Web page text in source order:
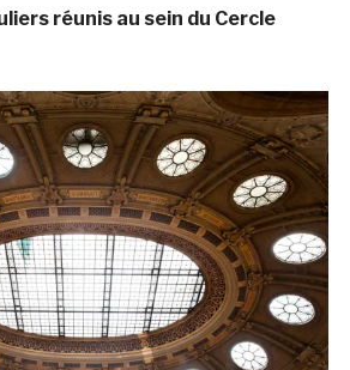
réunis au sein du Cercle